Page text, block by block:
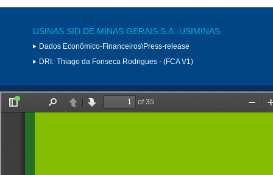
USINAS SID DE MINAS GERAIS S.A.-USIMINAS
Dados Econômico-Financeiros\Press-release
DRI: Thiago da Fonseca Rodrigues - (FCA V1)